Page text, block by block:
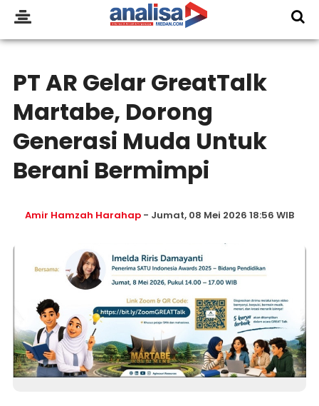
PT AR Gelar GreatTalk
Martabe, Dorong
Generasi Muda Untuk
Berani Bermimpi
Amir Hamzah Harahap- Jumat, 08 Mei 2026 18:56 WIB